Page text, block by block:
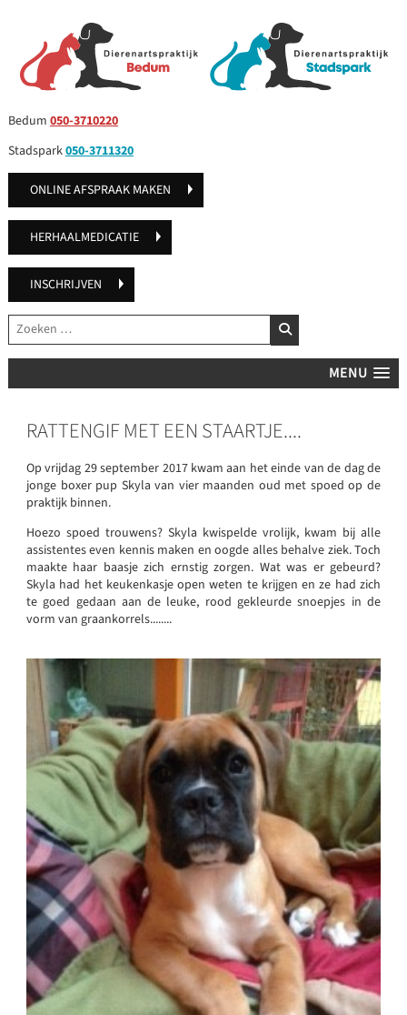
Bedum 050-3710220
Stadspark050-3711320
ONLINE AFSPRAAK MAKEN
HERHAALMEDICATIE
INSCHRIJVEN
Zoeken ZOEKEN
MENU
RATTENGIF MET EEN STAARTJE....
Op vrijdag 29 september 2017 kwam aan het einde van de dag de
jonge boxer pup Skyla van vier maanden oud met spoed op de
praktijk binnen.
Hoezo spoed trouwens? Skyla kwispelde vrolijk, kwam bij alle
assistentes even kennis maken en oogde alles behalve ziek. Toch
maakte haar baasje zich ernstig zorgen. Wat was er gebeurd?
Skyla had het keukenkasje open weten te krijgen en ze had zich
te goed gedaan aan de leuke, rood gekleurde snoepjes in de
vorm van graankorrels........